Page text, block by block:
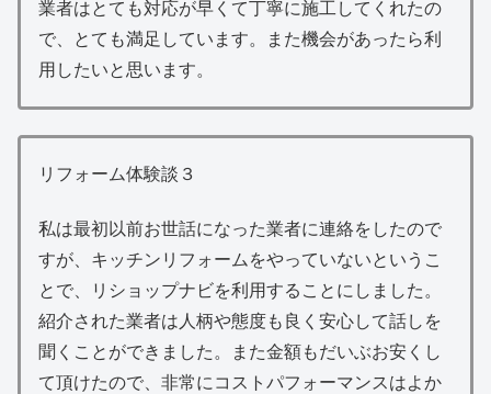
業者はとても対応が早くて丁寧に施工してくれたの
で、とても満足しています。また機会があったら利
用したいと思います。
リフォーム体験談３
私は最初以前お世話になった業者に連絡をしたので
すが、キッチンリフォームをやっていないというこ
とで、リショップナビを利用することにしました。
紹介された業者は人柄や態度も良く安心して話しを
聞くことができました。また金額もだいぶお安くし
て頂けたので、非常にコストパフォーマンスはよか